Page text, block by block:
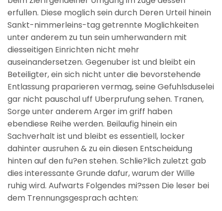
erfullen. Diese moglich sein durch Deren Urteil hinein
Sankt-nimmerleins-tag getrennte Moglichkeiten
unter anderem zu tun sein umherwandern mit
diesseitigen Einrichten nicht mehr
auseinandersetzen. Gegenuber ist und bleibt ein
Beteiligter, ein sich nicht unter die bevorstehende
Entlassung praparieren vermag, seine Gefuhlsduselei
gar nicht pauschal uff Uberprufung sehen. Tranen,
Sorge unter anderem Arger im griff haben
ebendiese Reihe werden. Beilaufig hinein ein
Sachverhalt ist und bleibt es essentiell, locker
dahinter ausruhen & zu ein diesen Entscheidung
hinten auf den fu?en stehen. Schlie?lich zuletzt gab
dies interessante Grunde dafur, warum der Wille
ruhig wird. Aufwarts Folgendes mi?ssen Die leser bei
dem Trennungsgesprach achten: